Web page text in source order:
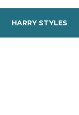
HARRY STYLES